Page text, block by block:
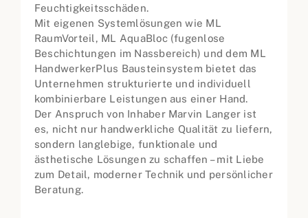
Feuchtigkeitsschäden.
Mit eigenen Systemlösungen wie ML
RaumVorteil, ML AquaBloc (fugenlose
Beschichtungen im Nassbereich) und dem ML
HandwerkerPlus Bausteinsystem bietet das
Unternehmen strukturierte und individuell
kombinierbare Leistungen aus einer Hand.
Der Anspruch von Inhaber Marvin Langer ist
es, nicht nur handwerkliche Qualität zu liefern,
sondern langlebige, funktionale und
ästhetische Lösungen zu schaffen – mit Liebe
zum Detail, moderner Technik und persönlicher
Beratung.